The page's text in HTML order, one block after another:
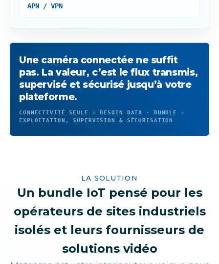
APN / VPN
Une caméra connectée ne suffit
pas. La valeur, c’est le flux transmis,
supervisé et sécurisé jusqu’à votre
plateforme.
CONNECTIVITÉ SEULE = BESOIN DATA · BUNDLE =
EXPLOITATION, SUPERVISION & SÉCURISATION
LA SOLUTION
Un bundle IoT pensé pour les
opérateurs de sites industriels
isolés et leurs fournisseurs de
solutions vidéo